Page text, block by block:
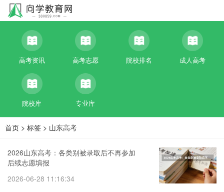
高考资讯 高考志愿 院校排名 成人高考
院校库 专业库
首页 > 标签 > 山东高考
2026山东高考：各类别被录取后不再参加
后续志愿填报
2026-06-28 11:16:34